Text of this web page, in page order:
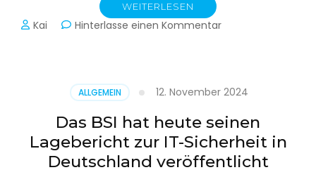
WEITERLESEN
Kai Hinterlasse einen Kommentarzu
aus
CSV
erstellen
ALLGEMEIN 12. November 2024
Das BSI hat heute seinen
Lagebericht zur IT-Sicherheit in
Deutschland veröffentlicht